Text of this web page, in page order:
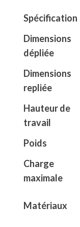
Spécification
Dimensions
dépliée
Dimensions
repliée
Hauteur de
travail
Poids
Charge
maximale
Matériaux